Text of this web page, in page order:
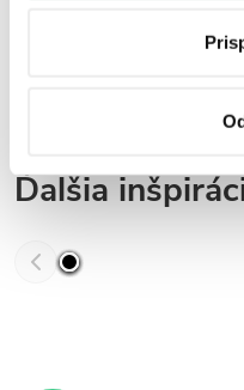
Ďalšia